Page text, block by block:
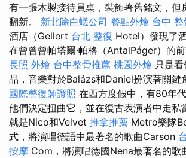
有一張木製接待員桌，裝飾著舊銘文，但
翻新。 新北除白蟻公司 餐點外燴 台中 整
酒店（Gellert 台北 整復 Hotel）發現了
在曾曾曾帕塔爾·帕格（AntalPáger）的前
長照 外燴 台中整骨推薦 桃園外燴 只是
品，音樂對於Balázs和Daniel扮演著關鍵
國際整復師證照 在西方度假中，有80年
他們決定扭曲它，並在復古表演者中走私
就是Nico和Velvet 推拿推薦 Metro樂隊
式，將演唱德語中最著名的歌曲Carson
按摩 Com，將演唱德國Nena最著名的歌